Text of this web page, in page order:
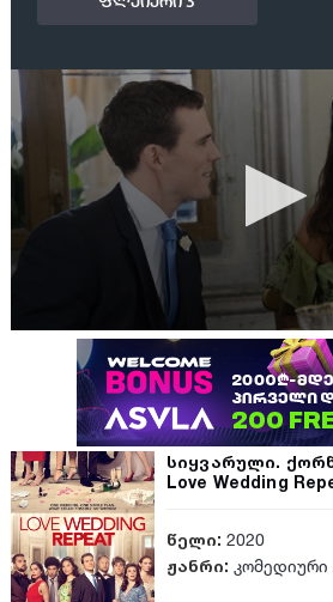
სიყვარული.
Love Wedding
წელი: 2020
ჟანრი: კომედიური